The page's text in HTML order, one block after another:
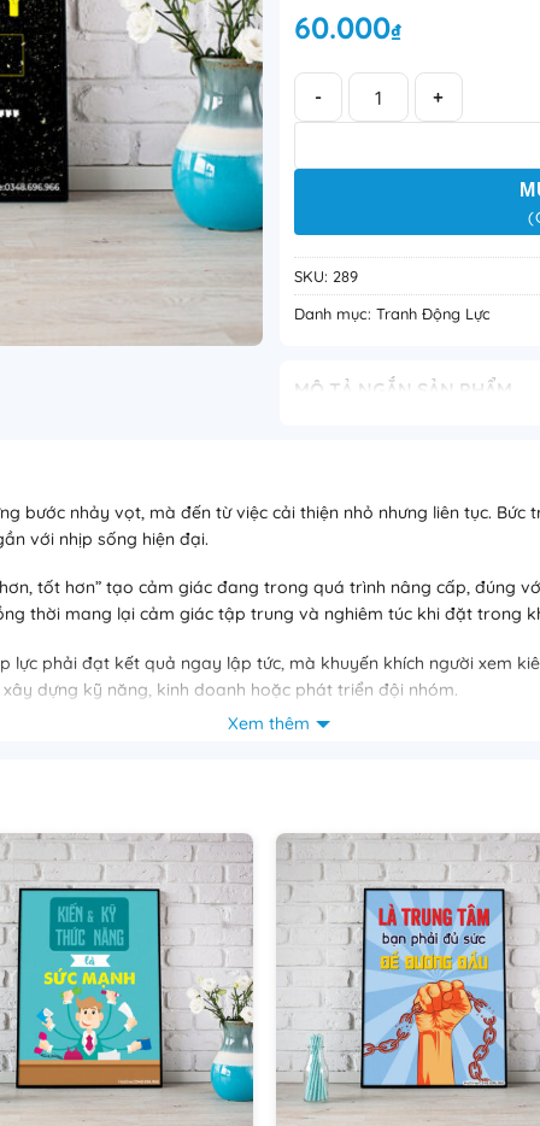
60.000₫
Tranh Động Lực: 1% tốt hơn
SKU: 289
Danh mục: Tranh Động Lực
MÔ TẢ NGẮN SẢN PHẨM
làm việc cá nhân hoặc không
bước nhảy vọt, mà đến từ việc cải thiện nhỏ nhưng liên tục. Bức
với nhịp sống hiện đại.
tốt hơn” tạo cảm giác đang trong quá trình nâng cấp, đúng
thời mang lại cảm giác tập trung và nghiêm túc khi đặt trong
phải đạt kết quả ngay lập tức, mà khuyến khích người xem
dựng kỹ năng, kinh doanh hoặc phát triển đội nhóm.
giúp:
phù hợp với nhiều phong cách không gian khác nhau.
Xem thêm